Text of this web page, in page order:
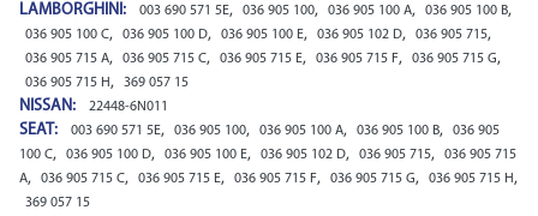
LAMBORGHINI: 003 690 571 5E, 036 905 100, 036 905 100 A, 036 905 100 B,
036 905 100 C, 036 905 100 D, 036 905 100 E, 036 905 102 D, 036 905 715,
036 905 715 A, 036 905 715 C, 036 905 715 E, 036 905 715 F, 036 905 715 G,
036 905 715 H, 369 057 15
NISSAN: 22448-6N011
SEAT: 003 690 571 5E, 036 905 100, 036 905 100 A, 036 905 100 B,
036 905
100 C, 036 905 100 D, 036 905 100 E, 036 905 102 D, 036 905 715,
036 905 715
A, 036 905 715 C, 036 905 715 E, 036 905 715 F, 036 905 715 G, 036 905 715 H,
369 057 15